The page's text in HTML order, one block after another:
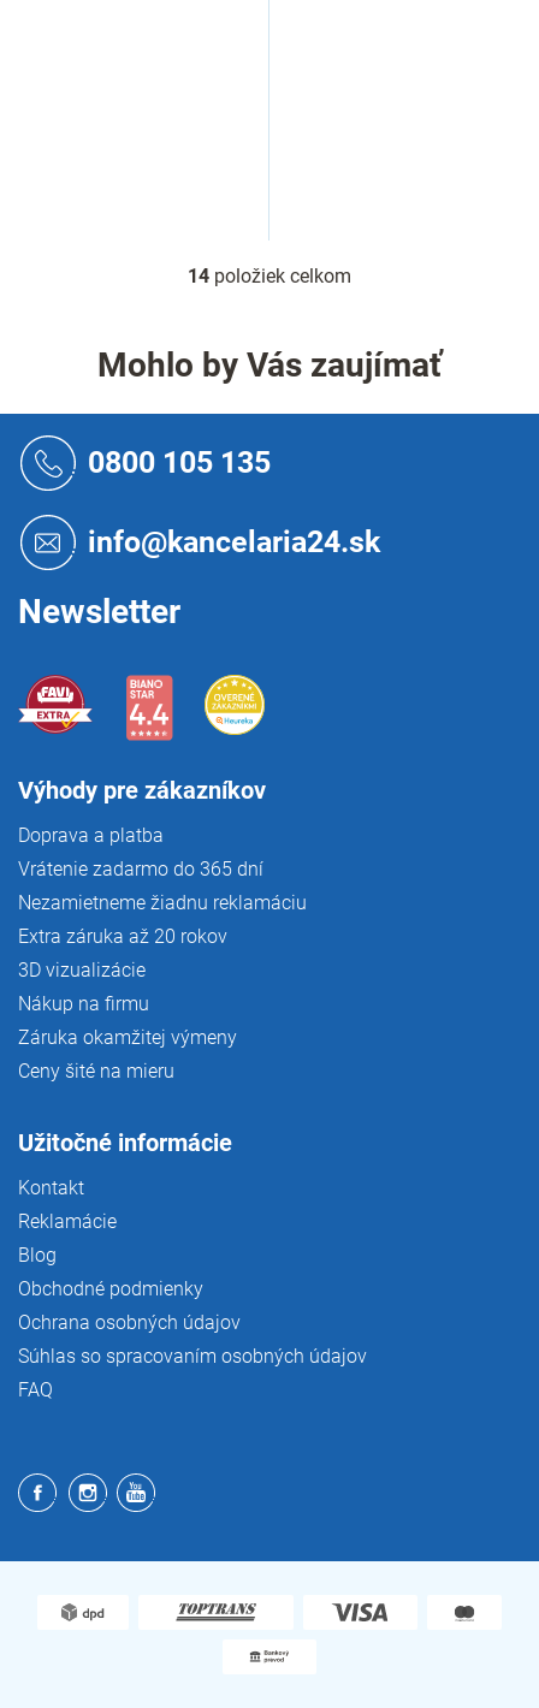
O
á
d
i
e
v
k
14 položiek celkom
Mohlo by Vás zaujímať
0800 105 135
info@kancelaria24.sk
Newsletter
Výhody pre zákazníkov
Doprava a platba
Vrátenie zadarmo do 365 dní
Nezamietneme žiadnu reklamáciu
Extra záruka až 20 rokov
3D vizualizácie
Nákup na firmu
Záruka okamžitej výmeny
Ceny šité na mieru
Užitočné informácie
Kontakt
Reklamácie
Blog
Obchodné podmienky
Ochrana osobných údajov
Súhlas so spracovaním osobných údajov
FAQ